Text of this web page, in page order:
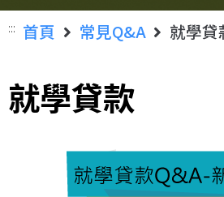
::: 首頁 常見Q&A 就學貸
就學貸款